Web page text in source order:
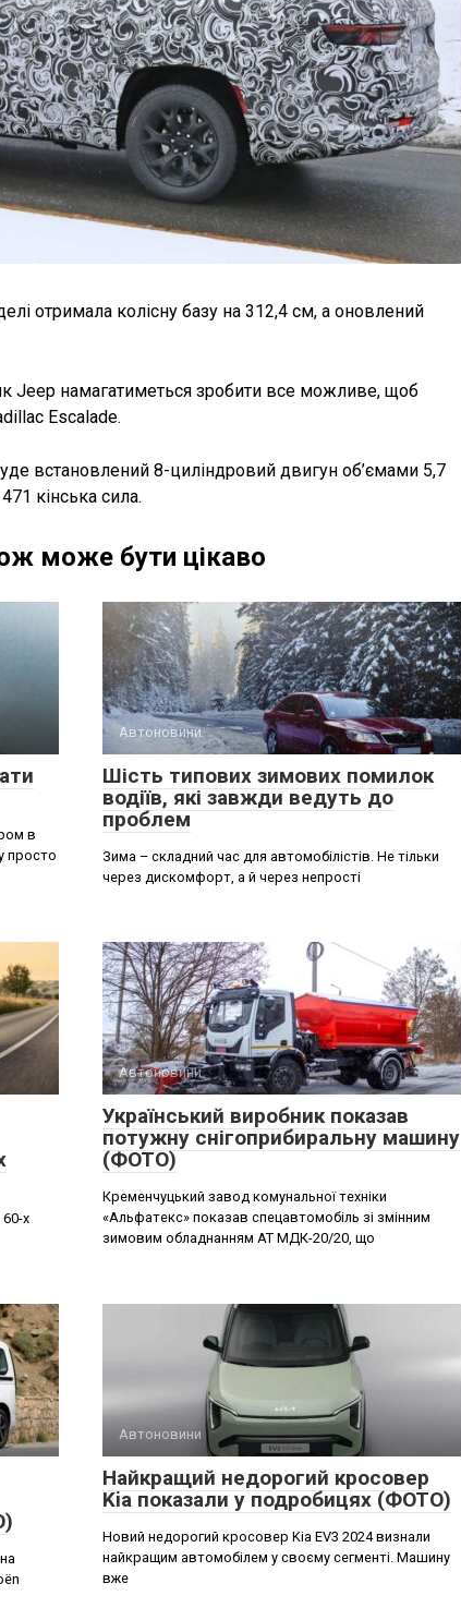
отримала колісну базу на 312,4 см, а оновлений
Jeep намагатиметься зробити все можливе, щоб
Escalade.
встановлений 8-циліндровий двигун об’ємами 5,7
кінська сила.
може бути цікаво
в
просто
Автоновини
Шість типових зимових помилок
водіїв, які завжди ведуть до
проблем
Зима – складний час для автомобілістів. Не тільки
через дискомфорт, а й через непрості
х
Автоновини
Український виробник показав
потужну снігоприбиральну машину
(ФОТО)
Кременчуцький завод комунальної техніки
«Альфатекс» показав спецавтомобіль зі змінним
зимовим обладнанням АТ МДК-20/20, що
Автоновини
Найкращий недорогий кросовер
Kia показали у подробицях (ФОТО)
Новий недорогий кросовер Kia EV3 2024 визнали
найкращим автомобілем у своєму сегменті. Машину
вже